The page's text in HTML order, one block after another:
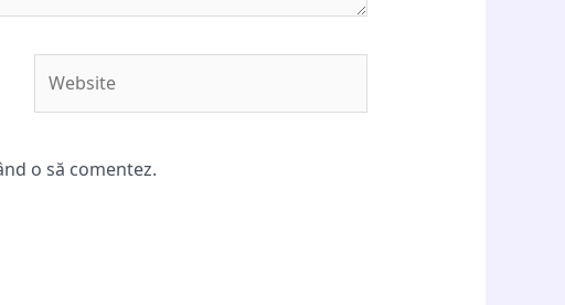
o să comentez.